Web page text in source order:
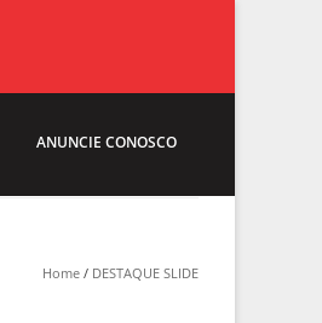
ANUNCIE CONOSCO
Home / DESTAQUE SLIDE